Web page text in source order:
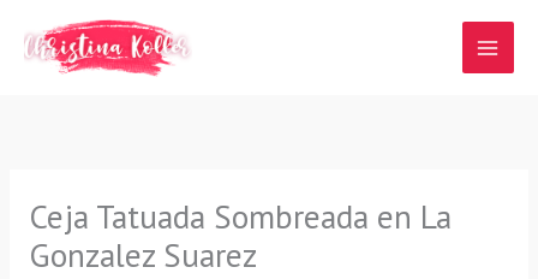
contenido
Ceja Tatuada Sombreada en La
Gonzalez Suarez